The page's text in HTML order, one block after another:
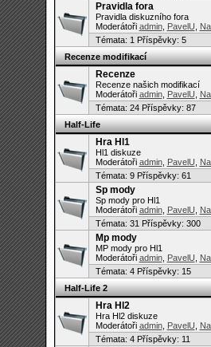
Pravidla fora
Pravidla diskuzního fora
Moderátoři admin, PavelU
Témata: 1 Příspěvky: 5
Recenze modifikací
Recenze
Recenze našich modifikací
Moderátoři admin, PavelU
Témata: 24 Příspěvky: 87
Half-Life
Hra Hl1
Hl1 diskuze
Moderátoři admin, PavelU
Témata: 9 Příspěvky: 61
Sp mody
Sp mody pro Hl1
Moderátoři admin, PavelU
Témata: 31 Příspěvky: 300
Mp mody
MP mody pro Hl1
Moderátoři admin, PavelU
Témata: 4 Příspěvky: 15
Half-Life 2
Hra Hl2
Hra Hl2 diskuze
Moderátoři admin, PavelU
Témata: 4 Příspěvky: 11